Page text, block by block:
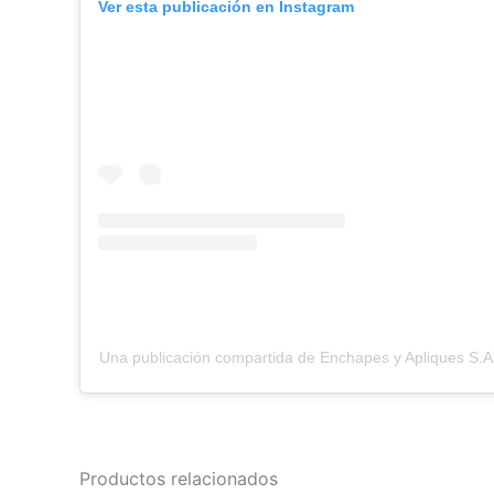
Ver esta publicación en Instagram
Una publicación compartida de Enchapes y Apliques
Productos relacionados